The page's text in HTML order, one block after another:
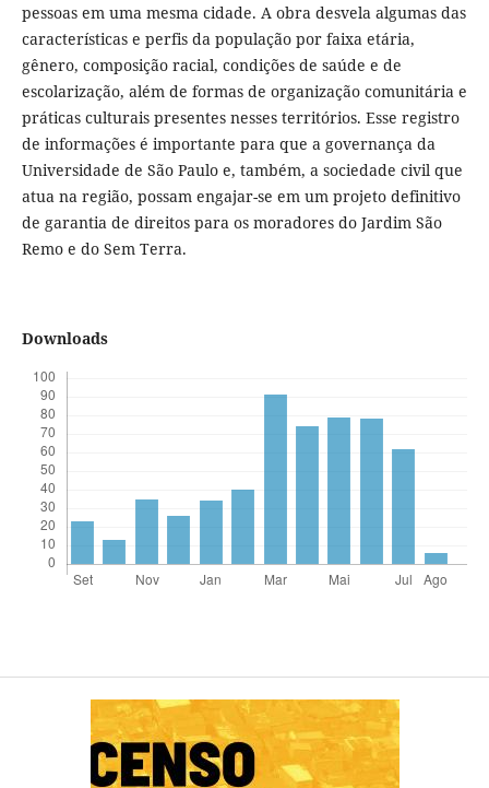
pessoas em uma mesma cidade. A obra desvela algumas das
características e perfis da população por faixa etária,
gênero, composição racial, condições de saúde e de
escolarização, além de formas de organização comunitária e
práticas culturais presentes nesses territórios. Esse registro
de informações é importante para que a governança da
Universidade de São Paulo e, também, a sociedade civil que
atua na região, possam engajar-se em um projeto definitivo
de garantia de direitos para os moradores do Jardim São
Remo e do Sem Terra.
Downloads